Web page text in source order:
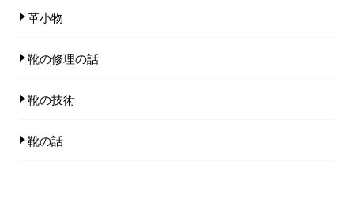
革小物
靴の修理の話
靴の技術
靴の話